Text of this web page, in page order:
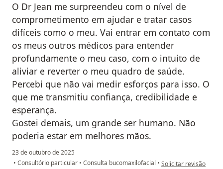
O Dr Jean me surpreendeu com o nível de
comprometimento em ajudar e tratar casos
difíceis como o meu. Vai entrar em contato com
os meus outros médicos para entender
profundamente o meu caso, com o intuito de
aliviar e reverter o meu quadro de saúde.
Percebi que não vai medir esforços para isso. O
que me transmitiu confiança, credibilidade e
esperança.
Gostei demais, um grande ser humano. Não
poderia estar em melhores mãos.
23 de outubro de 2025
• Consultório particular • Consulta bucomaxilofacial • na opinião do
Solicitar revisão